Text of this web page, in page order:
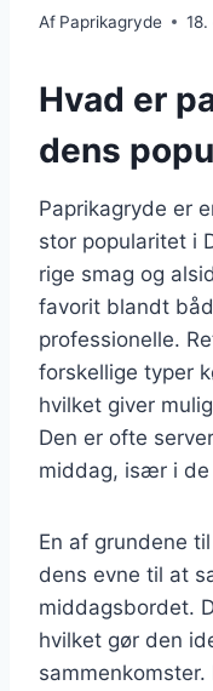
Af Paprikagryde
Hvad er
dens
Paprikagryde er
stor popularitet i
rige smag og
favorit blandt
professionelle.
forskellige typer
hvilket giver
Den er ofte
middag, især i de
En af grundene
dens evne til at
middagsbordet.
hvilket gør den